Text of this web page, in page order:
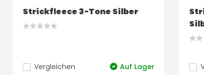
Strickfleece 3-Tone Silber
Vergleichen
Auf Lager